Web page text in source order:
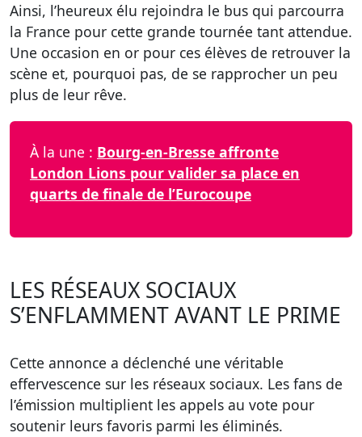
Ainsi, l’heureux élu rejoindra le bus qui parcourra
la France pour cette grande tournée tant attendue.
Une occasion en or pour ces élèves de retrouver la
scène et, pourquoi pas, de se rapprocher un peu
plus de leur rêve.
À la une : Bourg-en-Bresse affronte
London Lions pour valider sa place en
quarts de finale de l’Eurocoupe
LES RÉSEAUX SOCIAUX
S’ENFLAMMENT AVANT LE PRIME
Cette annonce a déclenché une véritable
effervescence sur les réseaux sociaux. Les fans de
l’émission multiplient les appels au vote pour
soutenir leurs favoris parmi les éliminés.